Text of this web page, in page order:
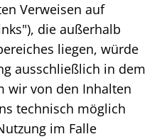
Verweisen auf
die außerhalb
liegen, würde
ausschließlich in dem
wir von den Inhalten
technisch möglich
im Falle